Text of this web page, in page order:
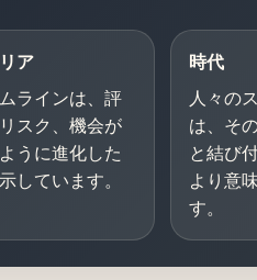
ア
ラインは、評
スク、機会が
うに進化した
しています。
時代
人々の
は、そ
と結び
より意
す。